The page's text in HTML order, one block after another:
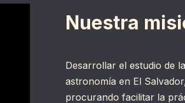
Nuestra
Desarrollar el estudio de la
astronomía en El
procurando facilitar la